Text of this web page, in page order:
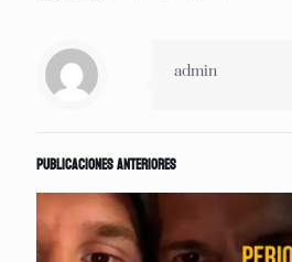
admin
Publicaciones anteriores